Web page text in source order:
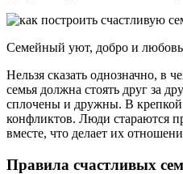
Семейный уют, добро и
Нельзя сказать однозначно, в
семья должна стоять друг за
сплочены и дружны. В крепкой
конфликтов. Люди стараются
вместе, что делает их
Правила счастливых